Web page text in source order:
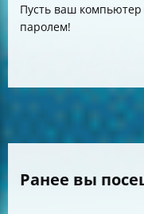
Пусть ваш компьютер
паролем!
Ранее вы